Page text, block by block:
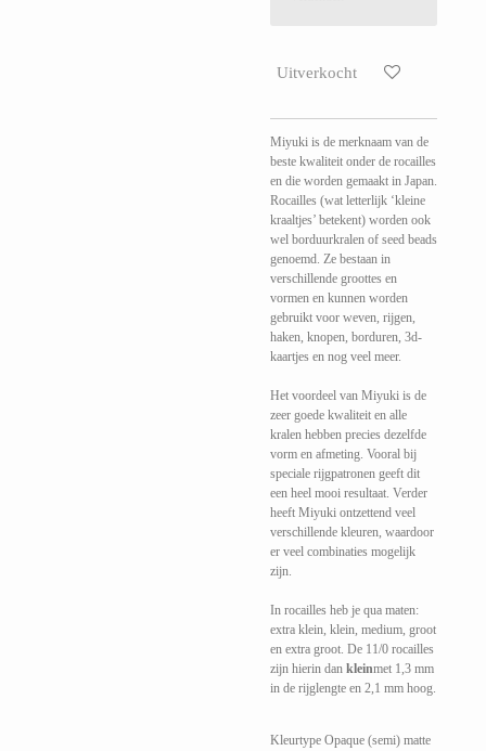
Uitverkocht
Miyuki is de merknaam van de
beste kwaliteit onder de rocailles
en die worden gemaakt in Japan.
Rocailles (wat letterlijk ‘kleine
kraaltjes’ betekent) worden ook
wel borduurkralen of seed beads
genoemd. Ze bestaan in
verschillende groottes en
vormen en kunnen worden
gebruikt voor weven, rijgen,
haken, knopen, borduren, 3d-
kaartjes en nog veel meer.
Het voordeel van Miyuki is de
zeer goede kwaliteit en alle
kralen hebben precies dezelfde
vorm en afmeting. Vooral bij
speciale rijgpatronen geeft dit
een heel mooi resultaat. Verder
heeft Miyuki ontzettend veel
verschillende kleuren, waardoor
er veel combinaties mogelijk
zijn.
In rocailles heb je qua maten:
extra klein, klein, medium, groot
en extra groot. De 11/0 rocailles
zijn hierin dan kleinmet 1,3 mm
in de rijglengte en 2,1 mm hoog.
Kleurtype Opaque (semi) matte